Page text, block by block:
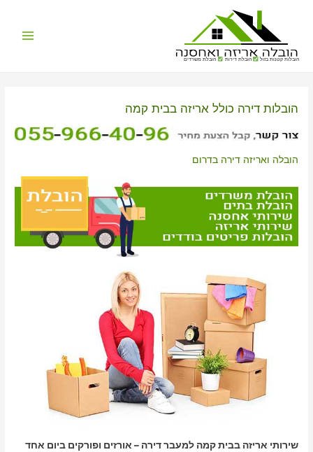
הובלות קטנות בזול הובלת דירות הובלת משרדים
הובלות דירה כולל אריזה בבית קמה
הובלה ואריזה דירה בדרום
שירותי אריזה בבית קמה למעבר דירה – אורזים ופורקים ביום אחד